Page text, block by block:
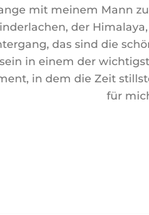
mit meinem Mann
der
das sind die
in einem der
in dem die Zeit
für